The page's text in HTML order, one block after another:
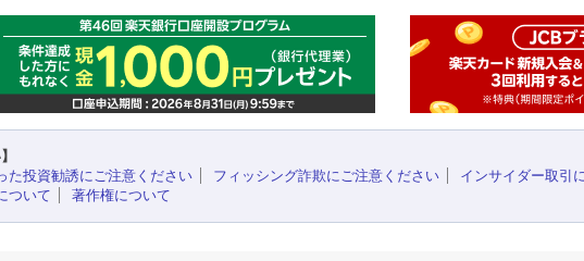
た投資勧誘にご注意ください
フィッシング詐欺にご注意ください インサイダー取引
ついて
著作権について